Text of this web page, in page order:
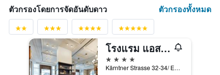
ตัวกรองโดยการจัดอันดับดาว ตัวกรองทั้งหมด
โรงแรม แอสโทเรีย เวียนนา, คูริโอ คอลเลกชัน บาย ฮิลตัน
4 ดาว
Kärntner Strasse 32-34/ Entrance Führichgasse 1, เวียนนา, เวียนนา, ออสเตรีย